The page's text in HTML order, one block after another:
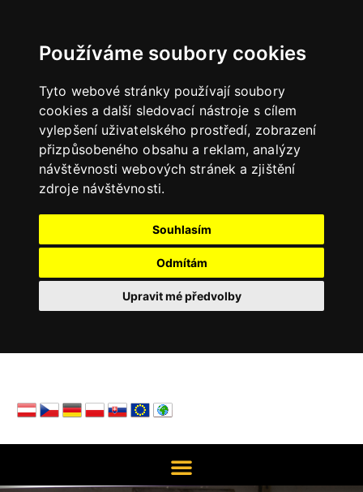
Používáme soubory cookies
Tyto webové stránky používají soubory
cookies a další sledovací nástroje s cílem
vylepšení uživatelského prostředí, zobrazení
přizpůsobeného obsahu a reklam, analýzy
návštěvnosti webových stránek a zjištění
zdroje návštěvnosti.
Souhlasím
Odmítám
Upravit mé předvolby
omlouváme se, ale materiál pro opravu lezeček
Unparallel RH (soft) je dočasně nedostupný.
Děkujeme za pochopení.